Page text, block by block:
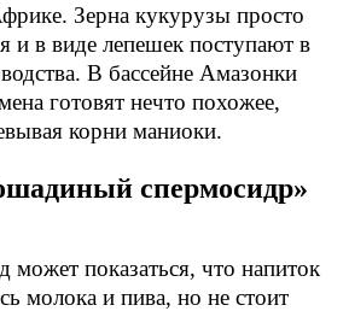
Зерна кукурузы просто
и в виде лепешек поступают в
В бассейне Амазонки
готовят нечто похожее,
корни маниоки.
спермосидр»
может показаться, что напиток
молока и пива, но не стоит